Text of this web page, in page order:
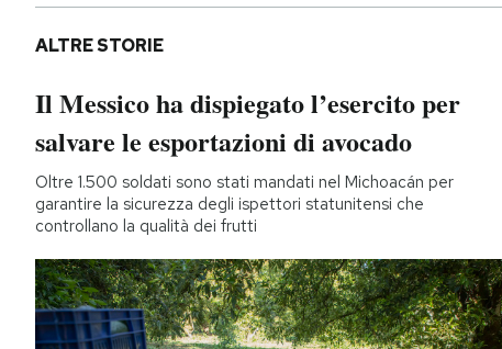
ALTRE STORIE
Il Messico ha dispiegato l’esercito per
salvare le esportazioni di avocado
Oltre 1.500 soldati sono stati mandati nel Michoacán per
garantire la sicurezza degli ispettori statunitensi che
controllano la qualità dei frutti